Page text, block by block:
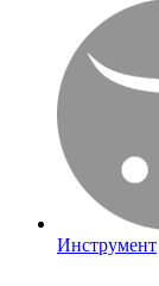
Инструмент